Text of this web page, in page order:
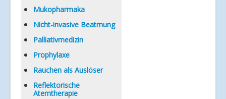
Mukopharmaka
Nicht-invasive Beatmung
Palliativmedizin
Prophylaxe
Rauchen als Auslöser
Reflektorische
Atemtherapie